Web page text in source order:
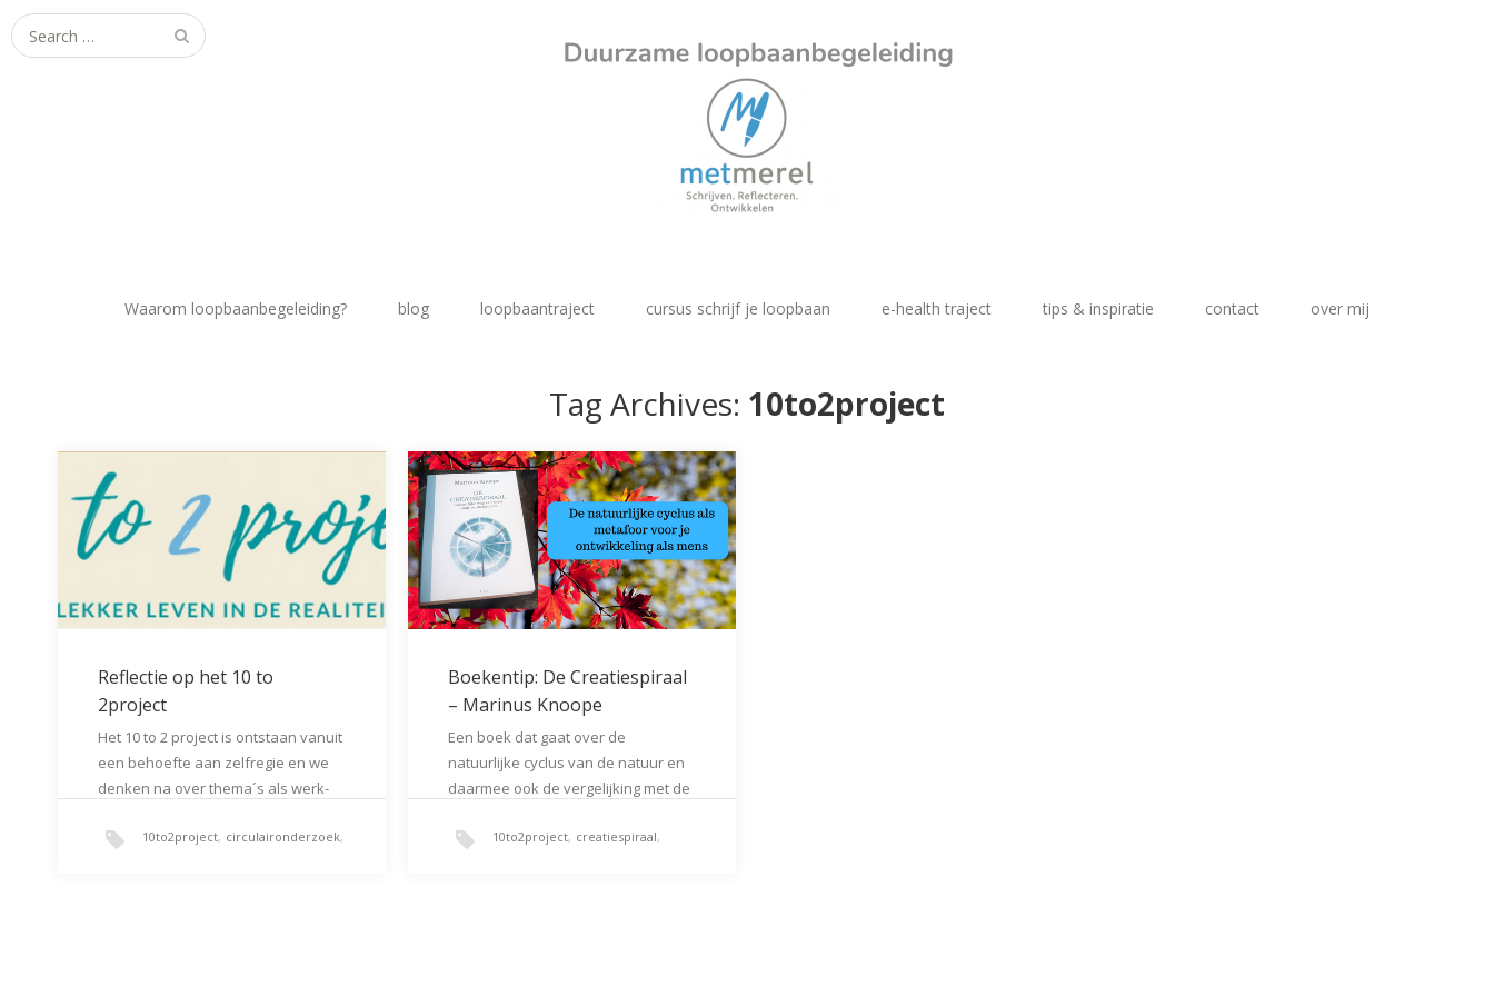
Search
for:
Waarom loopbaanbegeleiding? blog loopbaantraject cursus schrijf je loopbaan e-health traject tips & inspiratie contact over mij
Tag Archives: 10to2project
Reflectie op het 10 to
2project
Het 10 to 2 project is ontstaan vanuit
een behoefte aan zelfregie en we
denken na over thema´s als werk-
ontwikkeling, (hervormen van) de
10to2project, circulaironderzoek,
Boekentip: De Creatiespiraal
– Marinus Knoope
Een boek dat gaat over de
natuurlijke cyclus van de natuur en
daarmee ook de vergelijking met de
boek “De creatiespiraal” van
10to2project, creatiespiraal,